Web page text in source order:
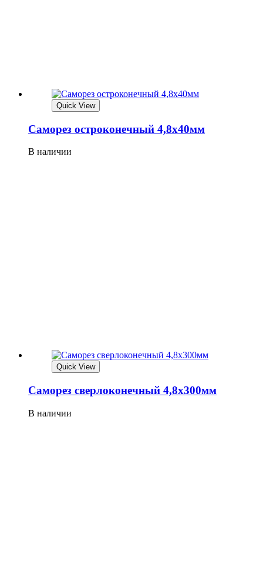
Quick View
Саморез остроконечный 4,8х40мм
В наличии
Quick View
Саморез сверлоконечный 4,8х300мм
В наличии